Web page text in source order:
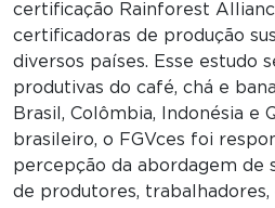
certificação Rainforest
certificadoras de produção
diversos países. Esse estudo
produtivas do café, chá e
Brasil, Colômbia, Indonésia e
brasileiro, o FGVces foi
percepção da abordagem de
de produtores,